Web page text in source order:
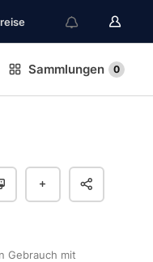
Sammlungen 0
Gebrauch mit